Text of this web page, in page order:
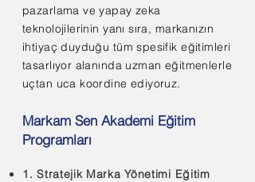
pazarlama ve yapay zeka
teknolojilerinin yanı sıra, markanızın
ihtiyaç duyduğu tüm spesifik eğitimleri
tasarlıyor alanında uzman eğitmenlerle
uçtan uca koordine ediyoruz.​
Markam Sen Akademi Eğitim
Programları
1. Stratejik Marka Yönetimi Eğitim